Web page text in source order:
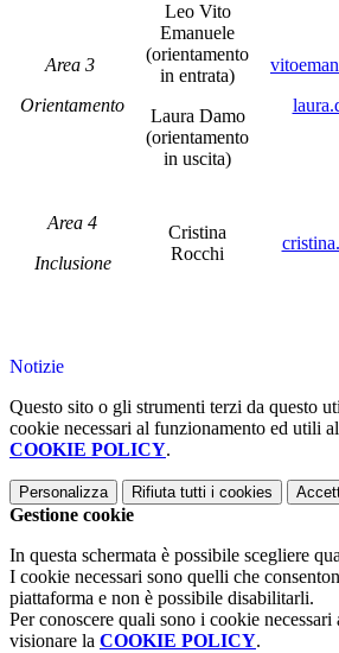
Area 3
Orientamento
Leo Vito
Emanuele
(orientamento
in entrata)
Laura Damo
(orientamento
in uscita)
Area 4
Inclusione
Cristina
Rocchi
Notizie
Questo sito o gli strumenti terzi da questo
cookie necessari al funzionamento ed utili
COOKIE POLICY.
Personalizza Rifiuta tutti i cookies
Gestione cookie
In questa schermata è possibile scegliere
I cookie necessari sono quelli che
piattaforma e non è possibile disabilitarli.
Per conoscere quali sono i cookie
visionare la COOKIE POLICY.